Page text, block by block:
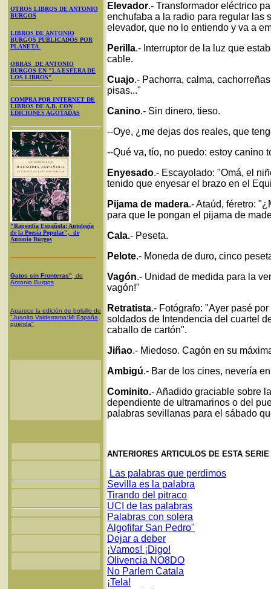
OTROS LIBROS DE ANTONIO
BURGOS
LIBROS DE ANTONIO
BURGOS PUBLICADOS POR
PLANETA
OBRAS DE ANTONIO
BURGOS EN "LA ESFERA DE
LOS LIBROS"
COMPRA POR INTERNET DE
LIBROS DE A.B. CON
EDICIONES AGOTADAS
"Rapsodia Española: Antología
de la Poesía Popular", de
Antonio Burgos
Gatos sin Fronteras" , de
Antonio Burgos
Aparece la edición de bolsillo de
"Juanito Valderrama:Mi España
querida"
Elevador.- Transformador eléctrico
enchufaba a la radio para regular las
elevador, que no lo entiendo y va a
Perilla.- Interruptor de la luz que
cable.
Cuajo.- Pachorra, calma,
pisas..."
Canino.- Sin dinero, tieso.
--Oye, ¿me dejas dos reales, que
--Qué va, tío, no puedo: estoy canino
Enyesado.- Escayolado: "Omá, el
tenido que enyesar el brazo en el
Pijama de madera.- Ataúd, féretro:
para que le pongan el pijama de
Cala.- Peseta.
Pelote.- Moneda de duro, cinco
Vagón.- Unidad de medida para la
vagón!"
Retratista.- Fotógrafo: "Ayer pasé
soldados de Intendencia del cuartel
caballo de cartón".
Jiñao.- Miedoso. Cagón en su
Ambigú.- Bar de los cines, nevería
Cominito.- Añadido graciable sobre
dependiente de ultramarinos o del
palabras sevillanas para el sábado
ANTERIORES ARTICULOS DE ESTA
Las palabras que perdimos
Sevilla es la palabra
Tirando del pitraco
UCI de las palabras
Palabras con solera
Algofifar San Pedro"
Dejar a deber
¡Vamos! ¡Digo!
Olivencia NO8DO
No Parlem Catala
¡Tela!